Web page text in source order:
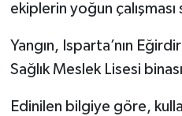
ekiplerin yoğun
Yangın, Isparta’nın
Sağlık Meslek Lisesi
Edinilen bilgiye göre,